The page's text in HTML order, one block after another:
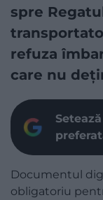
spre
refuza
care nu
Documentul
obligatoriu